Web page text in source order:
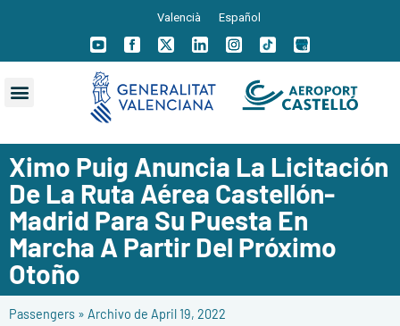
Valencià Español
Ximo Puig Anuncia La Licitación
De La Ruta Aérea Castellón-
Madrid Para Su Puesta En
Marcha A Partir Del Próximo
Otoño
Passengers » Archivo de April 19, 2022